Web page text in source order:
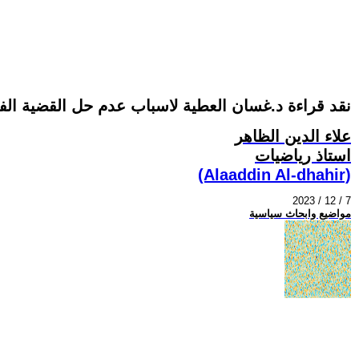
نقد قراءة د.غسان العطية لاسباب عدم حل القضية
علاء الدين الظاهر
استاذ رياضيات
(Alaaddin Al-dhahir)
2023 / 12 / 7
مواضيع وابحاث سياسية